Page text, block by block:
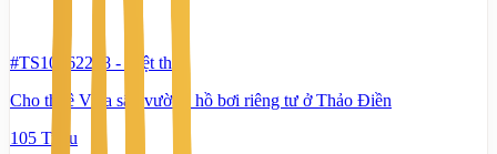
#TS10662288 -
Biệt thự
Cho thuê Villa sân vườn - hồ bơi riêng tư ở Thảo Điền
105 Triệu